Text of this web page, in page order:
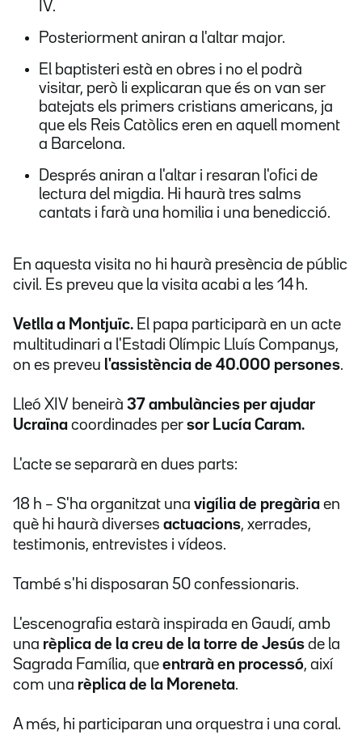
IV.
Posteriorment aniran a l'altar major.
El baptisteri està en obres i no el podrà
visitar, però li explicaran que és on van ser
batejats els primers cristians americans, ja
que els Reis Catòlics eren en aquell moment
a Barcelona.
Després aniran a l'altar i resaran l'ofici de
lectura del migdia. Hi haurà tres salms
cantats i farà una homilia i una benedicció.
En aquesta visita no hi haurà presència de públic
civil. Es preveu que la visita acabi a les 14 h.
Vetlla a Montjuïc. El papa participarà en un acte
multitudinari a l'Estadi Olímpic Lluís Companys,
on es preveu l'assistència de 40.000 persones.
Lleó XIV beneirà 37 ambulàncies per ajudar
Ucraïna coordinades per sor Lucía Caram.
L'acte se separarà en dues parts:
18 h – S'ha organitzat una vigília de pregària en
què hi haurà diverses actuacions, xerrades,
testimonis, entrevistes i vídeos.
També s'hi disposaran 50 confessionaris.
L'escenografia estarà inspirada en Gaudí, amb
una rèplica de la creu de la torre de Jesús de la
Sagrada Família, que entrarà en processó, així
com una rèplica de la Moreneta.
A més, hi participaran una orquestra i una coral.